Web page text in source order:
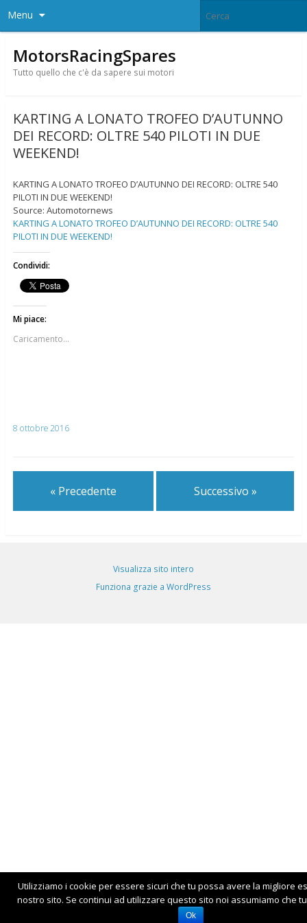
Menu
MotorsRacingSpares
Tutto quello che c'è da sapere sui motori
KARTING A LONATO TROFEO D’AUTUNNO
DEI RECORD: OLTRE 540 PILOTI IN DUE
WEEKEND!
KARTING A LONATO TROFEO D’AUTUNNO DEI RECORD: OLTRE 540
PILOTI IN DUE WEEKEND!
Source: Automotornews
KARTING A LONATO TROFEO D’AUTUNNO DEI RECORD: OLTRE 540
PILOTI IN DUE WEEKEND!
Condividi:
Mi piace:
Caricamento...
8 ottobre 2016
« Precedente Successivo »
Visualizza sito intero
Funziona grazie a WordPress
Utilizziamo i cookie per essere sicuri che tu possa avere la migliore
nostro sito. Se continui ad utilizzare questo sito noi assumiamo che
Ok